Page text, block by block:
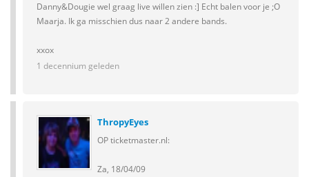
Danny&Dougie wel graag live willen zien :] Echt balen voor je ;O
Maarja. Ik ga misschien dus naar 2 andere bands.
xxox
1 decennium geleden
ThropyEyes
OP ticketmaster.nl:
Za, 18/04/09